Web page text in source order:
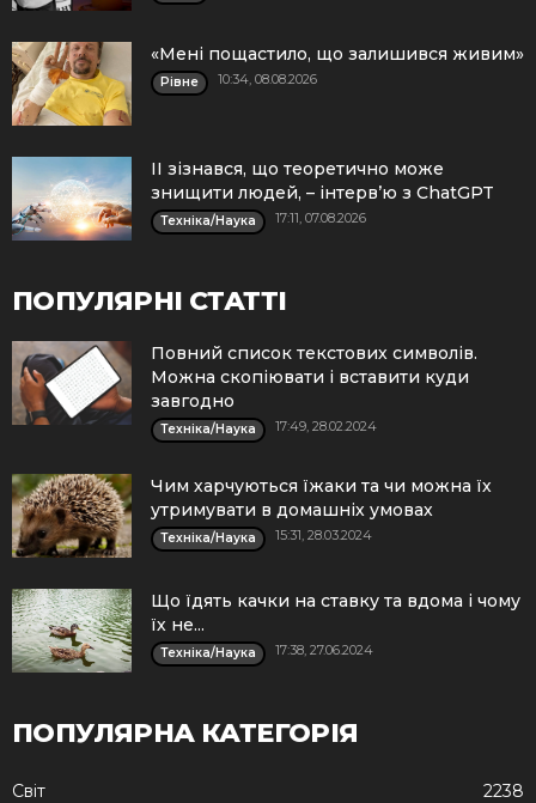
«Мені пощастило, що залишився живим»
Рівне 10:34, 08.08.2026
ІІ зізнався, що теоретично може
знищити людей, – інтерв’ю з ChatGPT
Техніка/Наука 17:11, 07.08.2026
ПОПУЛЯРНІ СТАТТІ
Повний список текстових символів.
Можна скопіювати і вставити куди
завгодно
Техніка/Наука 17:49, 28.02.2024
Чим харчуються їжаки та чи можна їх
утримувати в домашніх умовах
Техніка/Наука 15:31, 28.03.2024
Що їдять качки на ставку та вдома і чому
їх не...
Техніка/Наука 17:38, 27.06.2024
ПОПУЛЯРНА КАТЕГОРІЯ
Cвіт
2238